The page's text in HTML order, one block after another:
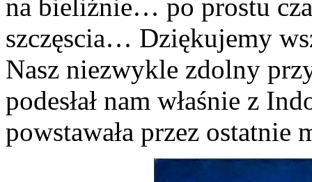
na bieliźnie… po prostu
szczęscia… Dziękujemy
Nasz niezwykle zdolny
podesłał nam właśnie z
powstawała przez ostatnie